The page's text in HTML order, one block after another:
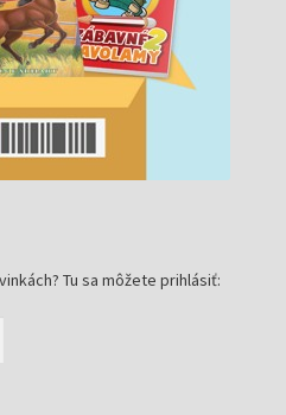
Tu sa môžete prihlásiť: